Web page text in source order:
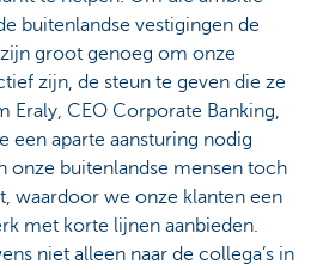
buitenlandse vestigingen de
zijn groot genoeg om onze
zijn, de steun te geven die ze
Eraly, CEO Corporate Banking,
een aparte aansturing nodig
onze buitenlandse mensen toch
waardoor we onze klanten een
met korte lijnen aanbieden.
niet alleen naar de collega’s in